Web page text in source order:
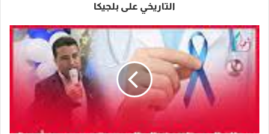
التاريخي على بلجيكا